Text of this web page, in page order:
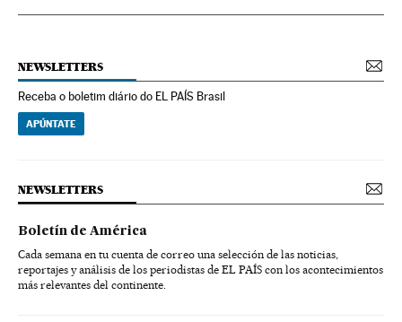
NEWSLETTERS
Receba o boletim diário do EL PAÍS Brasil
APÚNTATE
NEWSLETTERS
Boletín de América
Cada semana en tu cuenta de correo una selección de las noticias,
reportajes y análisis de los periodistas de EL PAÍS con los acontecimientos
más relevantes del continente.